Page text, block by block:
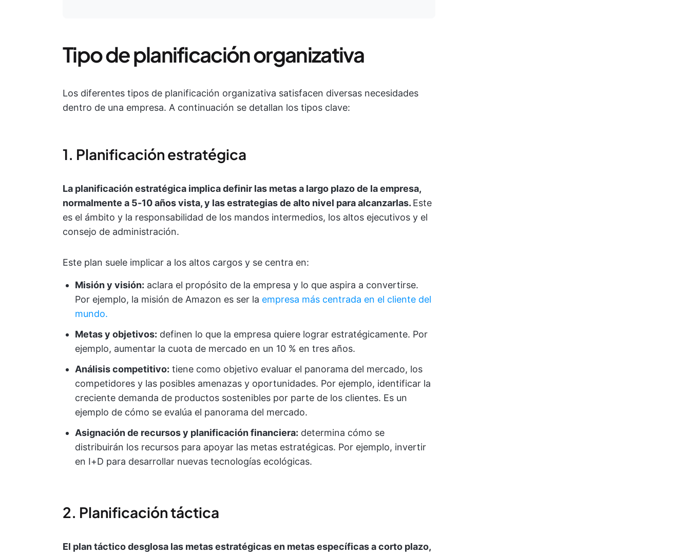
Tipo de planificación organizativa
Los diferentes tipos de planificación organizativa satisfacen diversas necesidades
dentro de una empresa. A continuación se detallan los tipos clave:
1. Planificación estratégica
La planificación estratégica implica definir las metas a largo plazo de la empresa,
normalmente a 5-10 años vista, y las estrategias de alto nivel para alcanzarlas. Este
es el ámbito y la responsabilidad de los mandos intermedios, los altos ejecutivos y el
consejo de administración.
Este plan suele implicar a los altos cargos y se centra en:
Misión y visión: aclara el propósito de la empresa y lo que aspira a convertirse.
Por ejemplo, la misión de Amazon es ser la empresa más centrada en el cliente del
mundo.
Metas y objetivos: definen lo que la empresa quiere lograr estratégicamente. Por
ejemplo, aumentar la cuota de mercado en un 10 % en tres años.
Análisis competitivo: tiene como objetivo evaluar el panorama del mercado, los
competidores y las posibles amenazas y oportunidades. Por ejemplo, identificar la
creciente demanda de productos sostenibles por parte de los clientes. Es un
ejemplo de cómo se evalúa el panorama del mercado.
Asignación de recursos y planificación financiera: determina cómo se
distribuirán los recursos para apoyar las metas estratégicas. Por ejemplo, invertir
en I+D para desarrollar nuevas tecnologías ecológicas.
2. Planificación táctica
El plan táctico desglosa las metas estratégicas en metas específicas a corto plazo,